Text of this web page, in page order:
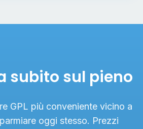
subito sul pieno
GPL più conveniente vicino a
oggi stesso. Prezzi